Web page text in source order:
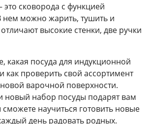
это сковорода с функцией
нем можно жарить, тушить и
высокие стенки, две ручки
какая посуда для индукционной
как проверить свой ассортимент
новой варочной поверхности.
новый набор посуды подарят вам
научиться готовить новые
день радовать родных.